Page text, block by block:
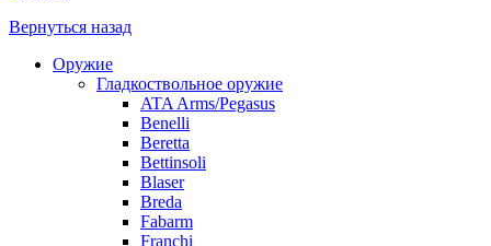
Вернуться назад
Оружие
Гладкоствольное оружие
ATA Arms/Pegasus
Benelli
Beretta
Bettinsoli
Blaser
Breda
Fabarm
Franchi